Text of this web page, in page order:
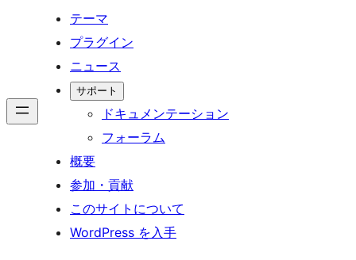
テーマ
プラグイン
ニュース
サポート
ドキュメンテーション
フォーラム
概要
参加・貢献
このサイトについて
WordPress を入手